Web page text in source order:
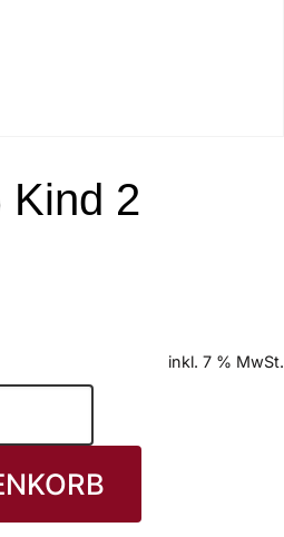
Kind 2
inkl. 7 % MwSt.